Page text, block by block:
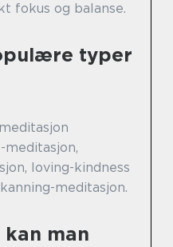
fokus og balanse.
typer
loving-kindness
meditasjon.
man